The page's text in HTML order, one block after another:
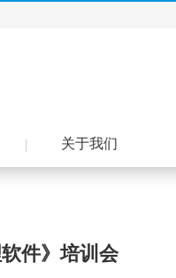
关于我们
件》培训会